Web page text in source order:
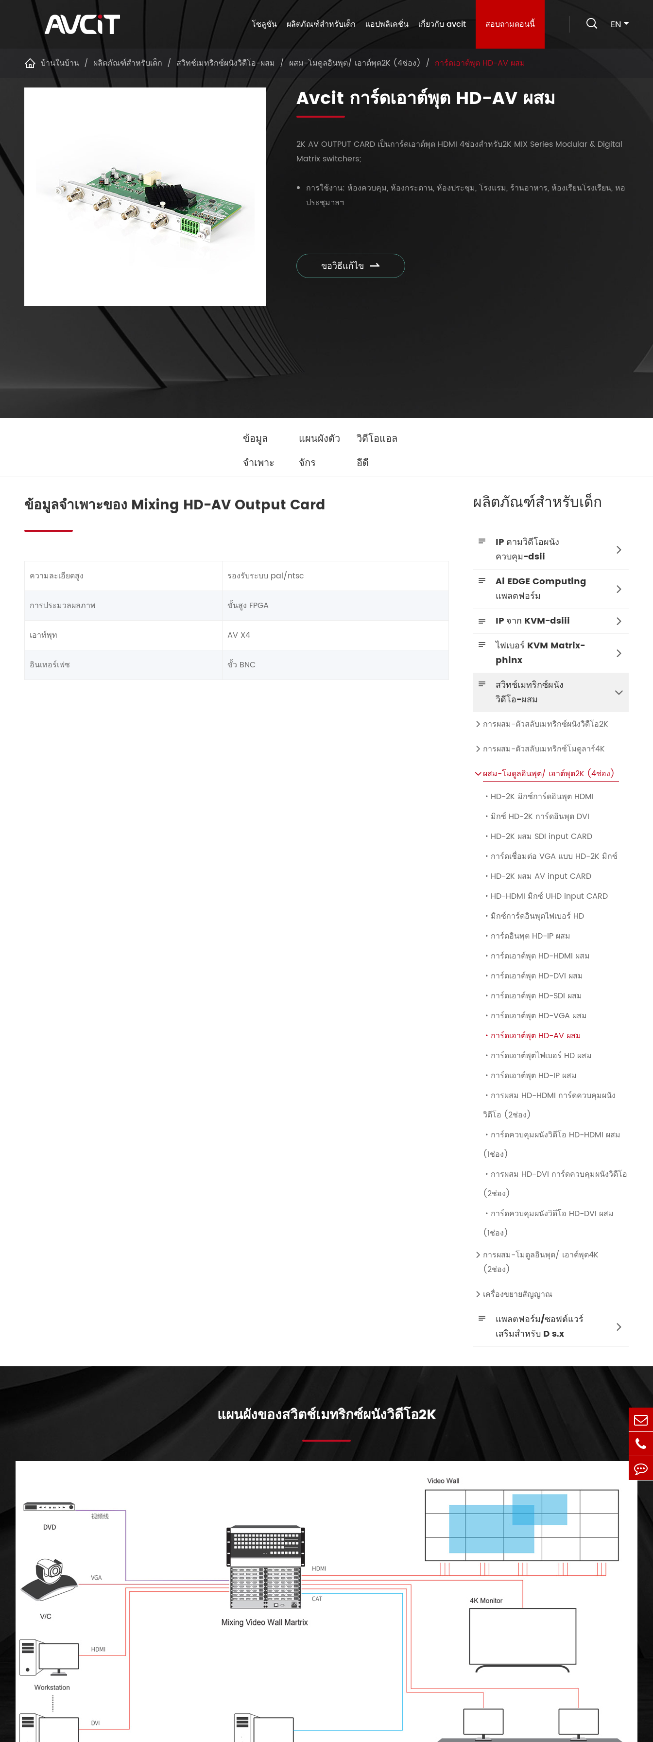
โซลูชัน ผลิตภัณฑ์สำหรับเด็ก แอปพลิเคชั่น เกี่ยวกับ avcit สอบถามตอนนี้  EN
Avcit การ์ดเอาต์พุต HD-AV ผสม
2K AV OUTPUT CARD เป็นการ์ดเอาต์พุต HDMI 4ช่องสำหรับ2K MIX Series Modular & Digital
Matrix switchers;
การใช้งาน: ห้องควบคุม, ห้องกระดาน, ห้องประชุม, โรงแรม, ร้านอาหาร, ห้องเรียนโรงเรียน, หอ
ประชุมฯลฯ
ขอวิธีแก้ไข 
 บ้านในบ้าน ผลิตภัณฑ์สำหรับเด็ก สวิทช์เมทริกซ์ผนังวิดีโอ-ผสม ผสม-โมดูลอินพุต/ เอาต์พุต2K (4ช่อง) การ์ดเอาต์พุต HD-AV ผสม
ข้อมูล
จำเพาะ
แผนผังตัว
จักร
วิดีโอแอล
อีดี
ข้อมูลจำเพาะของ Mixing HD-AV Output Card
ความละเอียดสูง รองรับระบบ pal/ntsc
การประมวลผลภาพ ขั้นสูง FPGA
เอาท์พุท AV X4
อินเทอร์เฟซ ขั้ว BNC
ผลิตภัณฑ์สำหรับเด็ก

IP ตามวิดีโอผนัง
ควบคุม-dsii


Ai EDGE Computing
แพลตฟอร์ม

 IP จาก KVM-dsiii 

ไฟเบอร์ KVM Matrix-
phinx


สวิทช์เมทริกซ์ผนัง
วิดีโอ-ผสม

 การผสม-ตัวสลับเมทริกซ์ผนังวิดีโอ2K
 การผสม-ตัวสลับเมทริกซ์โมดูลาร์4K
 ผสม-โมดูลอินพุต/ เอาต์พุต2K (4ช่อง)
 HD-2K มิกซ์การ์ดอินพุต HDMI
 มิกซ์ HD-2K การ์ดอินพุต DVI
 HD-2K ผสม SDI input CARD
 การ์ดเชื่อมต่อ VGA แบบ HD-2K มิกซ์
 HD-2K ผสม AV input CARD
 HD-HDMI มิกซ์ UHD input CARD
 มิกซ์การ์ดอินพุตไฟเบอร์ HD
 การ์ดอินพุต HD-IP ผสม
 การ์ดเอาต์พุต HD-HDMI ผสม
 การ์ดเอาต์พุต HD-DVI ผสม
 การ์ดเอาต์พุต HD-SDI ผสม
 การ์ดเอาต์พุต HD-VGA ผสม
 การ์ดเอาต์พุต HD-AV ผสม
 การ์ดเอาต์พุตไฟเบอร์ HD ผสม
 การ์ดเอาต์พุต HD-IP ผสม
 การผสม HD-HDMI การ์ดควบคุมผนัง
วิดีโอ (2ช่อง)
 การ์ดควบคุมผนังวิดีโอ HD-HDMI ผสม
(1ช่อง)
 การผสม HD-DVI การ์ดควบคุมผนังวิดีโอ
(2ช่อง)
 การ์ดควบคุมผนังวิดีโอ HD-DVI ผสม
(1ช่อง)
 การผสม-โมดูลอินพุต/ เอาต์พุต4K
(2ช่อง)
 เครื่องขยายสัญญาณ

แพลตฟอร์ม/ซอฟต์แวร์
เสริมสำหรับ D s.x

แผนผังของสวิตช์เมทริกซ์ผนังวิดีโอ2K